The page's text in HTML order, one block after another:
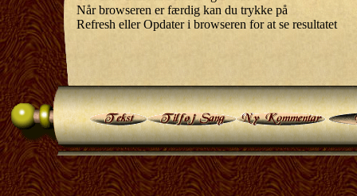
Når browseren er færdig kan du trykke på
Refresh eller Opdater i browseren for at se resultatet